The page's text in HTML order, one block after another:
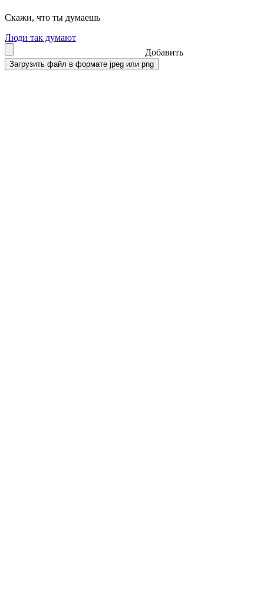
Скажи, что ты думаешь
Люди так думают
Добавить